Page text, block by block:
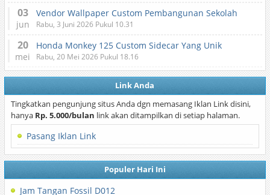
03
jun
Vendor Wallpaper Custom Pembangunan Sekolah
Rabu, 3 Juni 2026 Pukul 10.31
20
mei
Honda Monkey 125 Custom Sidecar Yang Unik
Rabu, 20 Mei 2026 Pukul 18.16
Link Anda
Tingkatkan pengunjung situs Anda dgn memasang Iklan Link disini,
hanya Rp. 5.000/bulan link akan ditampilkan di setiap halaman.
Pasang Iklan Link
Populer Hari Ini
Jam Tangan Fossil D012